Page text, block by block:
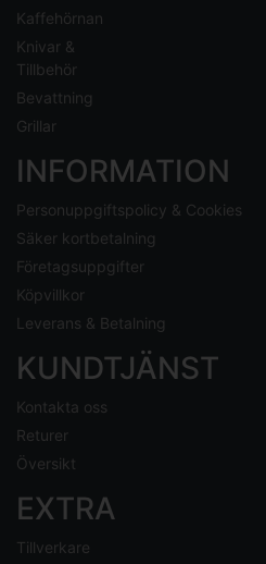
Kaffehörnan
Knivar &
Tillbehör
Bevattning
Grillar
INFORMATION
Personuppgiftspolicy & Cookies
Säker kortbetalning
Företagsuppgifter
Köpvillkor
Leverans & Betalning
KUNDTJÄNST
Kontakta oss
Returer
Översikt
EXTRA
Tillverkare